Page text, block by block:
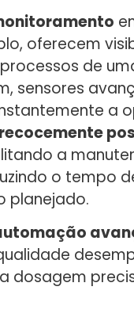
oferecem
de
sensores
a
a
o tempo
planejado.
dosagem